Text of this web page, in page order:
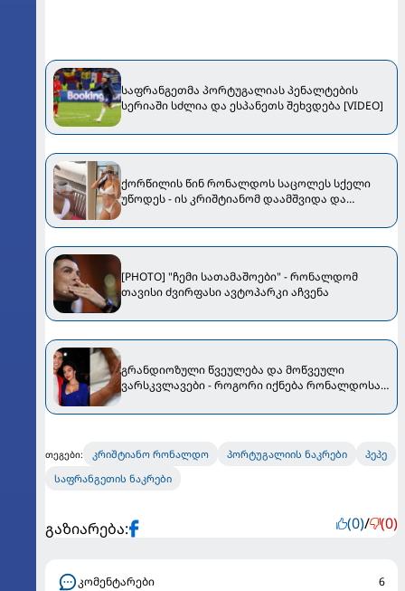
საფრანგეთმა პორტუგალიას პენალტების
სერიაში სძლია და ესპანეთს შეხვდება [VIDEO]
ქორწილის წინ რონალდოს საცოლეს სქელი
უწოდეს - ის კრიშტიანომ დაამშვიდა და
[PHOTO] "ჩემი სათამაშოები" - რონალდომ
თავისი ძვირფასი ავტოპარკი აჩვენა
გრანდიოზული წვეულება და მოწვეული
ვარსკვლავები - როგორი იქნება რონალდოსა
თეგები: კრიშტიანო რონალდო პორტუგალიის ნაკრები
პეპე
საფრანგეთის ნაკრები
გაზიარება: (0)/ (0)
კომენტარები 6